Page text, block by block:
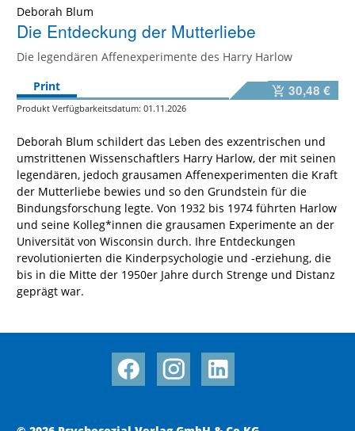
Deborah Blum
Die Entdeckung der Mutterliebe
Die legendären Affenexperimente des Harry Harlow
Print
30,48 €
Produkt Verfügbarkeitsdatum: 01.11.2026
Deborah Blum schildert das Leben des exzentrischen und
umstrittenen Wissenschaftlers Harry Harlow, der mit seinen
legendären, jedoch grausamen Affenexperimenten die Kraft
der Mutterliebe bewies und so den Grundstein für die
Bindungsforschung legte. Von 1932 bis 1974 führten Harlow
und seine Kolleg*innen die grausamen Experimente an der
Universität von Wisconsin durch. Ihre Entdeckungen
revolutionierten die Kinderpsychologie und -erziehung, die
bis in die Mitte der 1950er Jahre durch Strenge und Distanz
geprägt war.